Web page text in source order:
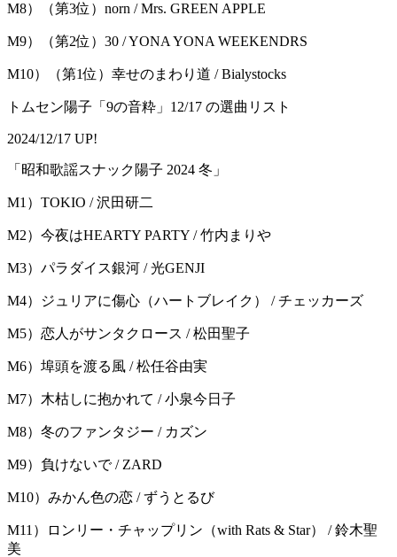
M8）（第3位）norn / Mrs. GREEN APPLE
M9）（第2位）30 / YONA YONA WEEKENDRS
M10）（第1位）幸せのまわり道 / Bialystocks
トムセン陽子「9の音粋」12/17 の選曲リスト
2024/12/17 UP!
「昭和歌謡スナック陽子 2024 冬」
M1）TOKIO / 沢田研二
M2）今夜はHEARTY PARTY / 竹内まりや
M3）パラダイス銀河 / 光GENJI
M4）ジュリアに傷心（ハートブレイク） / チェッカーズ
M5）恋人がサンタクロース / 松田聖子
M6）埠頭を渡る風 / 松任谷由実
M7）木枯しに抱かれて / 小泉今日子
M8）冬のファンタジー / カズン
M9）負けないで / ZARD
M10）みかん色の恋 / ずうとるび
M11）ロンリー・チャップリン（with Rats & Star） / 鈴木聖
美